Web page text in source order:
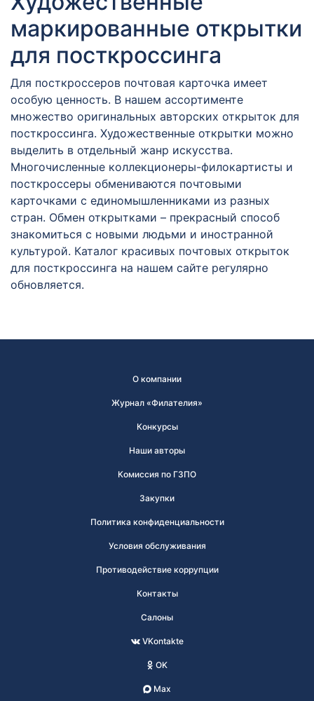
маркированные открытки
для посткроссинга
Для посткроссеров почтовая карточка имеет
особую ценность. В нашем ассортименте
множество оригинальных авторских открыток для
посткроссинга. Художественные открытки можно
выделить в отдельный жанр искусства.
Многочисленные коллекционеры-филокартисты и
посткроссеры обмениваются почтовыми
карточками с единомышленниками из разных
стран. Обмен открытками – прекрасный способ
знакомиться с новыми людьми и иностранной
культурой. Каталог красивых почтовых открыток
для посткроссинга на нашем сайте регулярно
обновляется.
О компании
Журнал «Филателия»
Конкурсы
Наши авторы
Комиссия по ГЗПО
Закупки
Политика конфиденциальности
Условия обслуживания
Противодействие коррупции
Контакты
Салоны
VKontakte
OK
Max